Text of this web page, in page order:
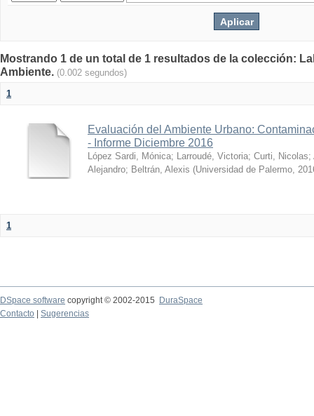
Mostrando 1 de un total de 1 resultados de la colección:
Ambiente. (0.002 segundos)
1
Evaluación del Ambiente Urbano:
- Informe Diciembre 2016
López Sardi, Mónica; Larroudé, Victoria; Curti, Nicolas;
Alejandro; Beltrán, Alexis (Universidad de Palermo,
1
DSpace software copyright © 2002-2015
DuraSpace
Contacto
Sugerencias